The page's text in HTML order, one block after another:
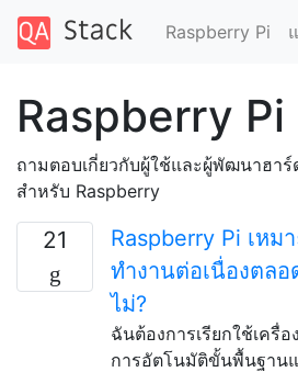
Raspberry Pi
Raspberry Pi
ถามตอบเกี่ยวกับผู้ใช้และผู้พัฒนาฮา
สำหรับ Raspberry
21
Raspberry Pi เหม
ทำงานต่อเนื่องตล
ไม่?
ฉันต้องการเรียกใช้เครื่
การอัตโนมัติขั้นพื้นฐาน